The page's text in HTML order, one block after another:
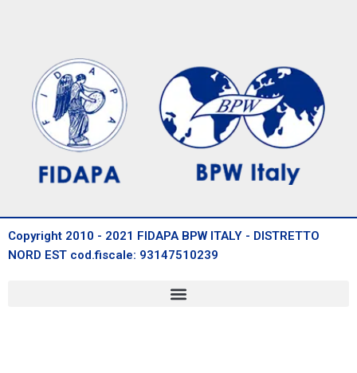
Copyright 2010 - 2021 FIDAPA BPW ITALY - DISTRETTO
NORD EST cod.fiscale: 93147510239